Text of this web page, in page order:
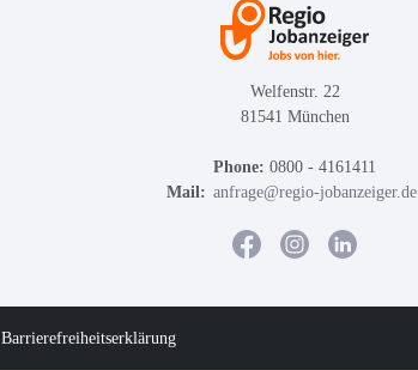
Welfenstr. 22
81541 München
Phone: 0800 - 4161411
Mail: anfrage@regio-jobanzeiger.de
Barrierefreiheitserklärung